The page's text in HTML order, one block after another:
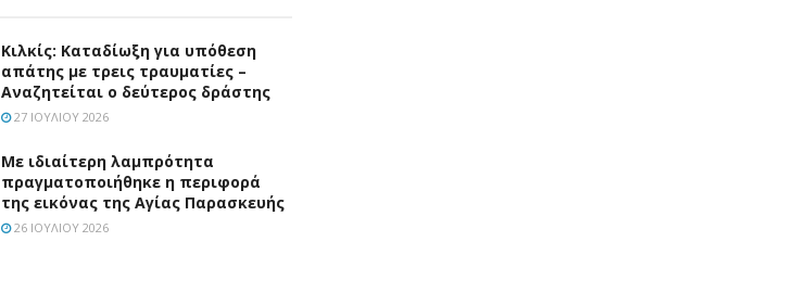
Κιλκίς: Καταδίωξη για υπόθεση
απάτης με τρεις τραυματίες –
Αναζητείται ο δεύτερος δράστης
27 ΙΟΥΛΊΟΥ 2026
Με ιδιαίτερη λαμπρότητα
πραγματοποιήθηκε η περιφορά
της εικόνας της Αγίας Παρασκευής
26 ΙΟΥΛΊΟΥ 2026